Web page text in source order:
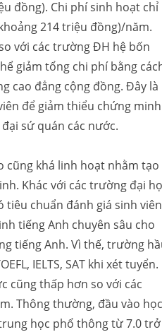
đồng). Chi phí sinh hoạt chỉ
214 triệu đồng)/năm.
với các trường ĐH hệ bốn
giảm tổng chi phí bằng
cao đẳng cộng đồng. Đây là
để giảm thiểu chứng minh
sứ quán các nước.
cũng khá linh hoạt nhằm tạo
Khác với các trường đại
tiêu chuẩn đánh giá sinh viên
tiếng Anh chuyên sâu cho
tiếng Anh. Vì thế, trường
IELTS, SAT khi xét tuyển.
cũng thấp hơn so với các
Thông thường, đầu vào học
học phổ thông từ 7.0 trở